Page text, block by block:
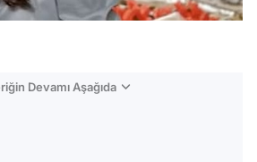
Devamı Aşağıda